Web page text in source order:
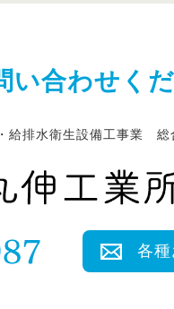
い合わせく
給排水衛生設備工事業 総
各